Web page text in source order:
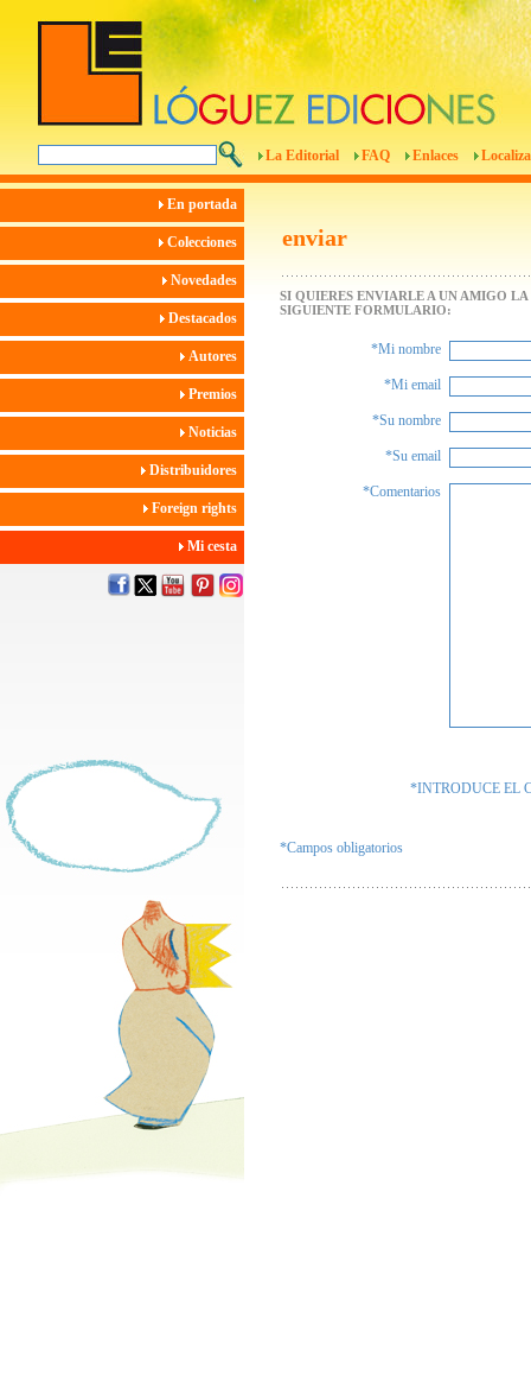
La Editorial FAQ Enlaces
En portada
Colecciones
Novedades
Destacados
Autores
Premios
Noticias
Distribuidores
Foreign rights
Mi cesta
enviar
SI QUIERES ENVIARLE A UN AMIGO
SIGUIENTE FORMULARIO:
*Mi nombre
*Mi email
*Su nombre
*Su email
*Comentarios
*INTRODUCE EL
*Campos obligatorios